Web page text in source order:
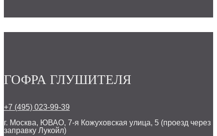
ГОФРА ГЛУШИТЕЛЯ
+7 (495) 023-99-39
г. Москва, ЮВАО, 7-я Кожуховская улица, 5 (проезд через
заправку Лукойл)